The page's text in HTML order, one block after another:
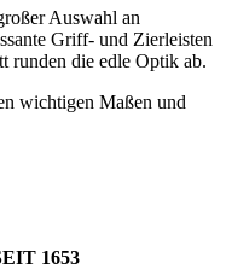
Auswahl an
Griff- und Zierleisten
runden die edle Optik ab.
wichtigen Maßen und
1653